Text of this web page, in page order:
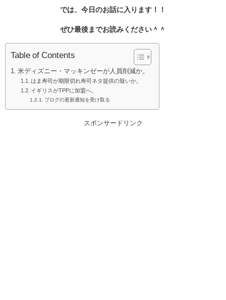
では、今日のお話に入ります！！
ぜひ最後までお読みください＾＾
Table of Contents
米ディズニー・マッキンゼーが人員削減か。
はま寿司が期限切れ寿司ネタ提供の疑いか。
イギリスがTPPに加盟へ。
ブログの更新通知を受け取る
スポンサードリンク